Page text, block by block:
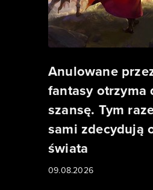
Anulowane
fantasy otrzyma
szansę. Tym
sami zdecydują
świata
09.08.2026